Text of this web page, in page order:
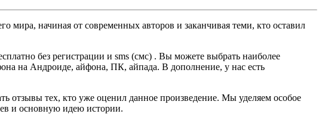
мира, начиная от современных авторов и заканчивая теми, кто оставил
без регистрации и sms (смс) . Вы можете выбрать наиболее
на Андроиде, айфона, ПК, айпада. В дополнение, у нас есть
отзывы тех, кто уже оценил данное произведение. Мы уделяем особое
и основную идею истории.